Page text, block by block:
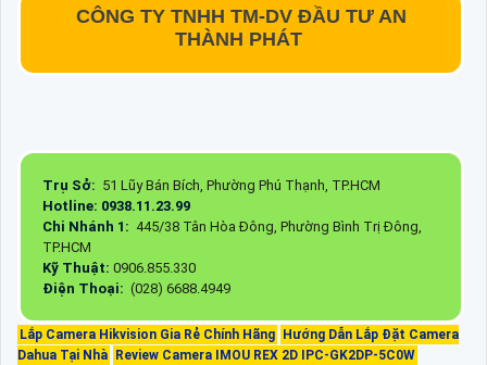
CÔNG TY TNHH TM-DV ĐẦU TƯ AN
THÀNH PHÁT
Trụ Sở: 51 Lũy Bán Bích, Phường Phú Thạnh, TP.HCM
Hotline: 0938.11.23.99
Chi Nhánh 1: 445/38 Tân Hòa Đông, Phường Bình Trị Đông,
TP.HCM
Kỹ Thuật: 0906.855.330
Điện Thoại: (028) 6688.4949
Lắp Camera Hikvision Gia Rẻ Chính Hãng
Hướng Dẫn Lắp Đặt Camera
Dahua Tại Nhà
Review Camera IMOU REX 2D IPC-GK2DP-5C0W